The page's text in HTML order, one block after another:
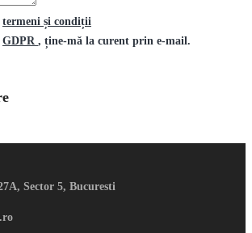
termeni și condiții
GDPR , ține-mă la curent prin e-mail.
Sector 5, Bucuresti